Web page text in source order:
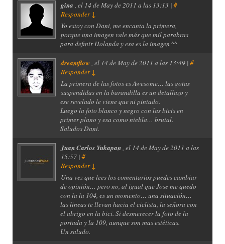
gina , el 14 de May de 2011 a las 13:13 |#
Responder↓
Yo estoy con Dani, me encanta la primera,
porque una imagen vale más que mil parabras
para definir Holanda y esa es la imagen ^^
dreamflow , el 14 de May de 2011 a las 13:49 |#
Responder↓
La primera de las fotos es Awesome… las gotas
suspendidas en la barandilla es un detallazo y
ese revelado le viene que ni pintado.
Luego la foto blanco y negro con las bicis en
primer plano y esa como niebla… brutal.
Saludos Dani.
Juan Carlos Yukapan, el 14 de May de 2011 a las
15:57 |#
Responder↓
Una vez que lees los comentarios puedes cambiar
de opinión… pero no, al igual que Jose me quedo
con la la 104, es un momento… una situación…
las lineas te llevan hacia el ciclista, la señora con
el abrigo en la bici. Si desmerecer la foto de la
portada y la 109, aunque son mas estéticas.
Un saludo.